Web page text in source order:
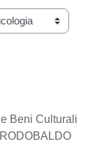
Beni Culturali